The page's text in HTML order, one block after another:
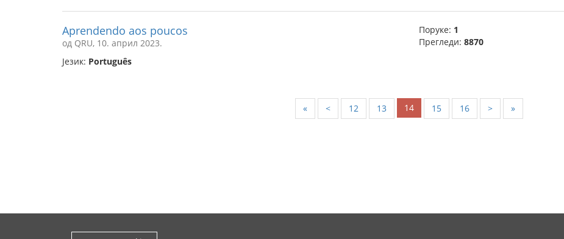
Aprendendo aos poucos
од QRU, 10. април 2023.
Језик: Português
Поруке: 1
Прегледи: 8870
« < 12 13 14 15 16 > »